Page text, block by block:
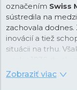
označením Swiss
sústredila na
zachovala
inovácií a tiež
situácii na trhu.
predstihom
Group.
Zobraziť viac